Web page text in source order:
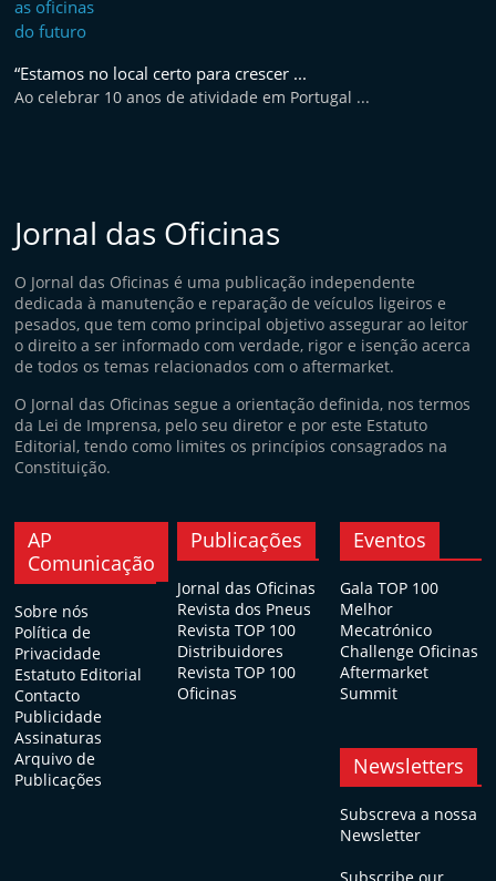
“Estamos no local certo para crescer ...
Ao celebrar 10 anos de atividade em Portugal ...
Jornal das Oficinas
O Jornal das Oficinas é uma publicação independente
dedicada à manutenção e reparação de veículos ligeiros e
pesados, que tem como principal objetivo assegurar ao leitor
o direito a ser informado com verdade, rigor e isenção acerca
de todos os temas relacionados com o aftermarket.
O Jornal das Oficinas segue a orientação definida, nos termos
da Lei de Imprensa, pelo seu diretor e por este Estatuto
Editorial, tendo como limites os princípios consagrados na
Constituição.
AP
Comunicação
Sobre nós
Política de
Privacidade
Estatuto Editorial
Contacto
Publicidade
Assinaturas
Arquivo de
Publicações
Publicações
Jornal das Oficinas
Revista dos Pneus
Revista TOP 100
Distribuidores
Revista TOP 100
Oficinas
Eventos
Gala TOP 100
Melhor
Mecatrónico
Challenge Oficinas
Aftermarket
Summit
Newsletters
Subscreva a nossa
Newsletter